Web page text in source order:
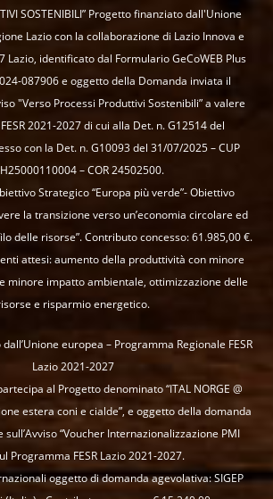
SOSTENIBILI” Progetto finanziato dall'Unione
Lazio con la collaborazione di Lazio Innova e
Lazio, identificato dal Formulario GeCoWEB Plus
087906 e oggetto della Domanda inviata il
"Verso Processi Produttivi Sostenibili” a valere
2021-2027 di cui alla Det. n. G12514 del
con la Det. n. G10093 del 31/07/2025 – CUP
– COR 24502500.
Strategico “Europa più verde”- Obiettivo
la transizione verso un’economia circolare ed
delle risorse”. Contributo concesso: 61.985,00 €.
attesi: aumento della produttività con minore
minore impatto ambientale, ottimizzazione delle
e risparmio energetico.
europea – Programma Regionale FESR
Lazio 2021-2027
al Progetto denominato “ITAL NORGE @
estera coni e cialde”, e oggetto della domanda
“Voucher Internazionalizzazione PMI
Programma FESR Lazio 2021-2027.
oggetto di domanda agevolativa: SIGEP